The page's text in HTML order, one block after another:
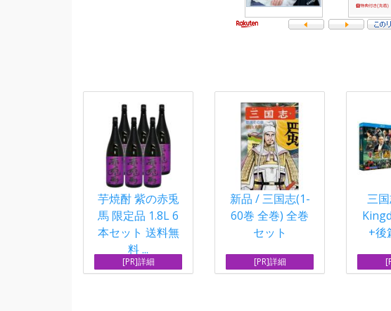
芋焼酎 紫の赤兎
馬 限定品 1.8L 6
本セット 送料無
料 ...
[PR]詳細
新品 / 三国志(1-
60巻 全巻) 全巻
セット
[PR]詳細
三
+後